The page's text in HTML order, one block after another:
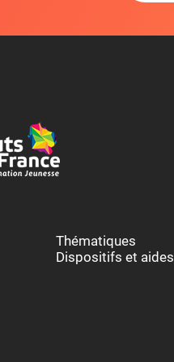
Thématiques
Dispositifs et aides